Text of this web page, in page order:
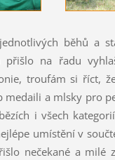
běhů a
přišlo na řadu
troufám si říct,
medaili a mlsky pro
i všech
umístění v
nečekané a milé